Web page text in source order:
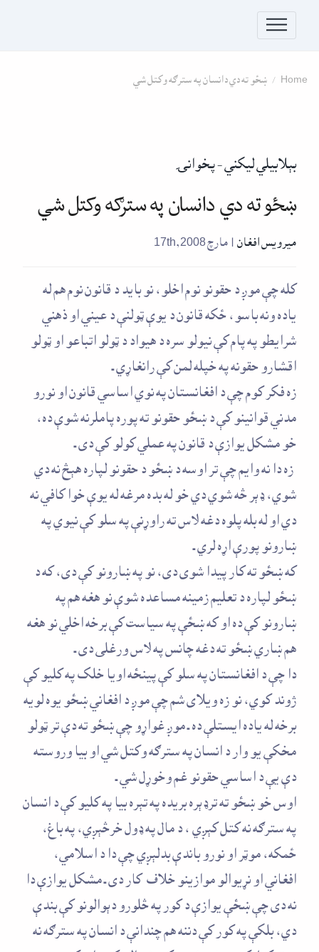
Skip to content
Home ښځو ته دي دانسان په سترګه وکتل شي
بېلابيلي لیکني - پخوانۍ
ښځو ته دي دانسان په سترګه وکتل شي
ميرويس افغان | مارچ 17th, 2008
کله چې موږ د حقونو نوم اخلو، نو بايد د قانون نوم هم له
ياده ونه باسو، ځکه قانون د يوې ټولنې د عيني او ذهني
شرايطو په پام کې نيولو سره د هيواد د ټولو اتباعو او ټولو
اقشارو حقونه په خپله لمن کې رانغاړي ـ
زه فکر کوم چې د افغانستان په نوي اساسي قانون او نورو
مدني قوانينو کې د ښځو حقونو ته پوره پاملرنه شوې ده،
خو مشکل يوازې د قانون په عملي کولو کې دی ـ
زه دا نه وايم چې تر اوسه د ښځو د حقونو لپاره هېڅ نه دي
شوي، ډېر څه شوي دي خو له بده مرغه له يوې خوا کافي نه
دي او له بله پلوه دغه لاس ته راوړنې په سلو کې نيوي په
ښارونو پورې اړه لري ـ
که ښځو ته کار پيدا شوی دی، نو په ښارونو کې دی، که د
ښځو لپاره د تعليم زمينه مساعده شوې نو هغه هم په
ښارونو کې ده او که ښځې په سياست کې برخه اخلي نو هغه
هم ښاري ښځو ته دغه چانس په لاس ورغلی دی ـ
دا چې د افغانستان په سلو کې پينځه اويا خلک په کليو کې
ژوند کوي، نو زه ويلای شم چې موږ د افغاني ښځو يوه لويه
برخه له ياده ايستلې ده ـ موږ غواړو چې ښځو ته دې تر ټولو
مخكې يو وار د انسان په سترګه وکتل شي او بيا وروسته
دې يې د اساسي حقونو غم وخوړل شي ـ
اوس خو ښځو ته ترډېره بريده په تېره بيا په کليو کې د انسان
په سترګه نه کتل کېږي ، د مال په ډول خرڅېږي، په باغ،
ځمکه، موټر او نورو باندې بدلېږي چې دا د اسلامي،
افغاني او نړيوالو موازينو خلاف کار دی ـ مشکل يوازې دا
نه دی چې ښځې يوازې د کور په څلورو دېوالونو کې بندې
دي، بلکې په کور کې دننه هم چندانې د انسان په سترګه نه